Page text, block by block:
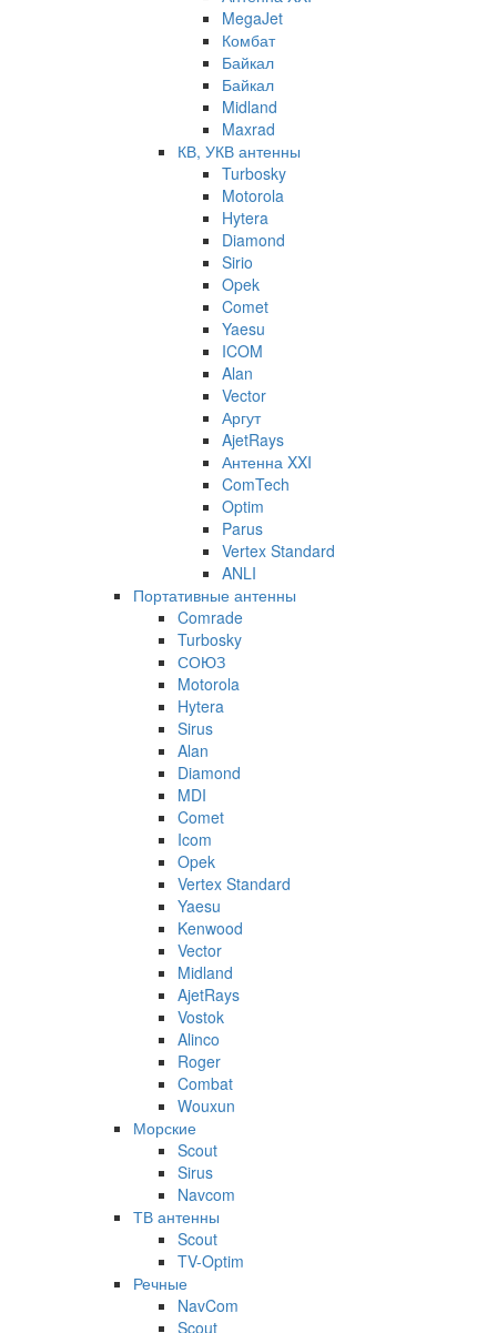
MegaJet
Комбат
Байкал
Байкал
Midland
Maxrad
КВ, УКВ антенны
Turbosky
Motorola
Hytera
Diamond
Sirio
Opek
Comet
Yaesu
ICOM
Alan
Vector
Аргут
AjetRays
Антенна XXI
ComTech
Optim
Parus
Vertex Standard
ANLI
Портативные антенны
Comrade
Turbosky
СОЮЗ
Motorola
Hytera
Sirus
Alan
Diamond
MDI
Comet
Icom
Opek
Vertex Standard
Yaesu
Kenwood
Vector
Midland
AjetRays
Vostok
Alinco
Roger
Combat
Wouxun
Морские
Scout
Sirus
Navcom
ТВ антенны
Scout
TV-Optim
Речные
NavCom
Scout